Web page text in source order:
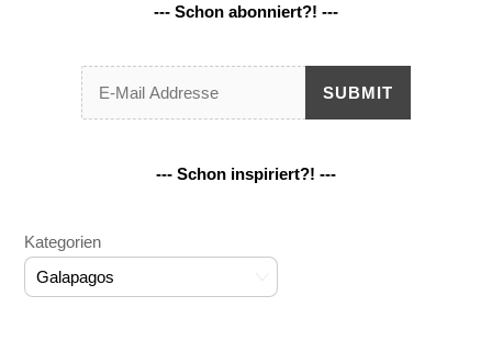
--- Schon abonniert?! ---
SUBMIT
--- Schon inspiriert?! ---
Kategorien